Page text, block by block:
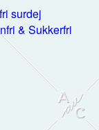
surdej
& Sukkerfri